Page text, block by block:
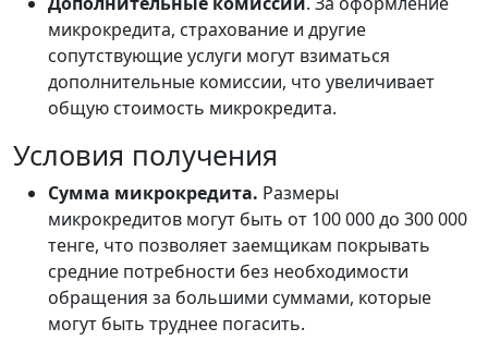
микрокредита, страхование и другие
сопутствующие услуги могут взиматься
дополнительные комиссии, что увеличивает
общую стоимость микрокредита.
Условия получения
Сумма микрокредита. Размеры
микрокредитов могут быть от 100 000 до 300 000
тенге, что позволяет заемщикам покрывать
средние потребности без необходимости
обращения за большими суммами, которые
могут быть труднее погасить.